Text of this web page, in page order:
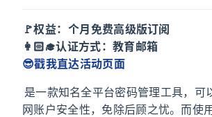
🚩权益：6 个月免费高级版订阅
👩🏻‍🎓认证方式：教育邮箱
😎戳我直达活动页面
LastPass 是一款知名全平台密码管理工具
网账户安全性，免除后顾之忧。而使用